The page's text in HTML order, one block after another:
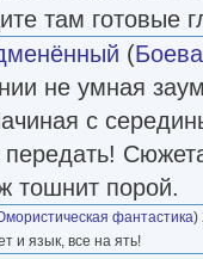
там готовые
(
не умная
с
тошнит порой.
фантастика)
и язык, все на ять!